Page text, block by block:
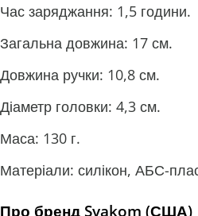
Час заряджання: 1,5 години.
Загальна довжина: 17 см.
Довжина ручки: 10,8 см.
Діаметр головки: 4,3 см.
Маса: 130 г.
Матеріали: силікон, АБС-
Про бренд Svakom (США)